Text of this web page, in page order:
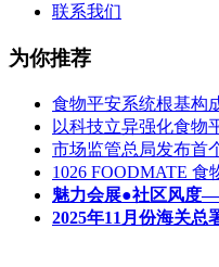
联系我们
为你推荐
食物平安系统根基构
以科技立异强化食物
市场监管总局发布首
1026 FOODMATE
魅力会展●社区风度
2025年11月份海关总